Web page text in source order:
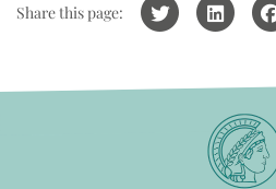
Share this page: